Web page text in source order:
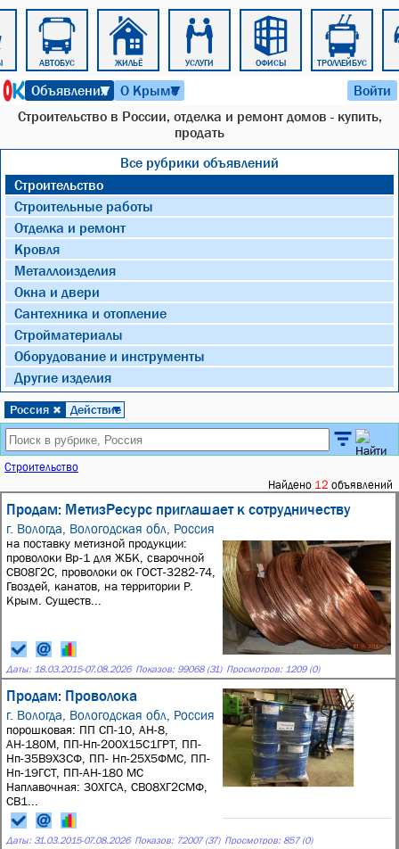
АВТОБУС ЖИЛЬЁ УСЛУГИ ОФИСЫ ТРОЛЛЕЙБУС
Объявления
▼ О Крыме
▼ Войти
Строительство в России, отделка и ремонт домов - купить,
продать
Все рубрики объявлений
Строительство
Строительные работы
Отделка и ремонт
Кровля
Металлоизделия
Окна и двери
Сантехника и отопление
Стройматериалы
Оборудование и инструменты
Другие изделия
Россия ✖ Действие
▼
Строительство
Найдено 12 объявлений
Продам: МетизРесурс приглашает к сотрудничеству
г. Вологда, Вологодская обл, Россия
на поставку метизной продукции:
проволоки Вр-1 для ЖБК, сварочной
СВ08Г2С, проволоки ок ГОСТ-3282-74,
Гвоздей, канатов, на территории Р.
Крым. Существ...
Даты: 18.03.2015-07.08.2026 Показов: 99068 (31) Просмотров: 1209 (0)
Продам: Проволока
г. Вологда, Вологодская обл, Россия
порошковая: ПП СП-10, АН-8,
АН-180М, ПП-Нп-200Х15С1ГРТ, ПП-
Нп-35В9ХЗСФ, ПП- Нп-25Х5ФМС, ПП-
Нп-19ГСТ, ПП-АН-180 МС
Наплавочная: 30ХГСА, СВ08ХГ2СМФ,
СВ1...
Даты: 31.03.2015-07.08.2026 Показов: 72007 (37) Просмотров: 857 (0)